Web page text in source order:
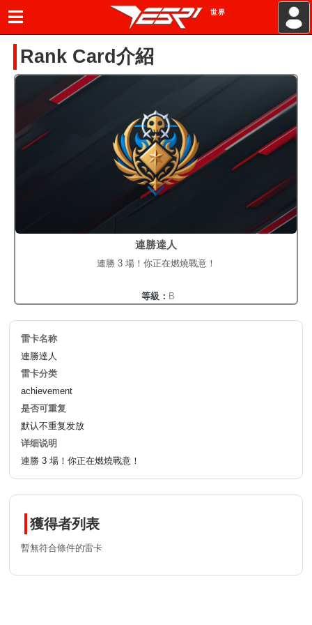
世界
Rank Card介紹
連勝達人
連勝 3 場！你正在燃燒戰意！
等級： B
雷卡名称
連勝達人
雷卡分类
achievement
是否可重复
默认不重复发放
详细说明
連勝 3 場！你正在燃燒戰意！
獲得者列表
暫無符合條件的雷卡